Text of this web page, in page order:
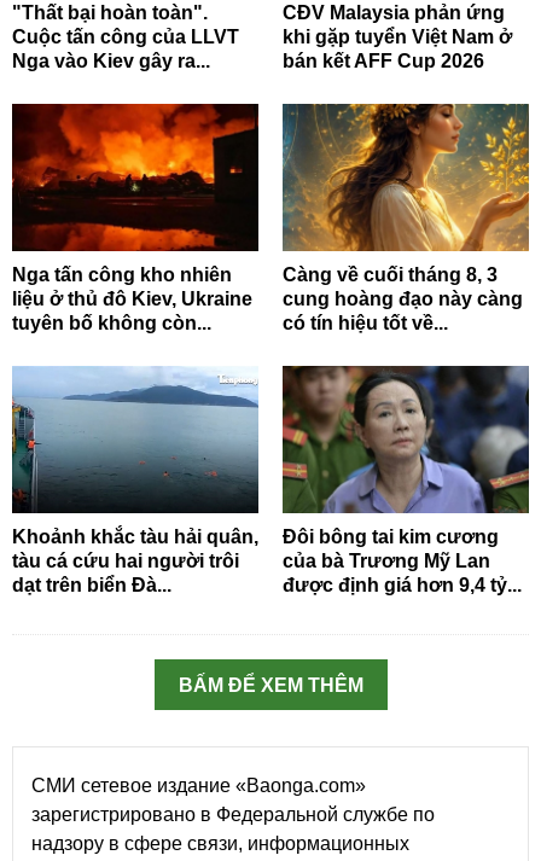
"Thất bại hoàn toàn".
Cuộc tấn công của LLVT
Nga vào Kiev gây ra...
CĐV Malaysia phản ứng
khi gặp tuyển Việt Nam ở
bán kết AFF Cup 2026
Nga tấn công kho nhiên
liệu ở thủ đô Kiev, Ukraine
tuyên bố không còn...
Càng về cuối tháng 8, 3
cung hoàng đạo này càng
có tín hiệu tốt về...
Khoảnh khắc tàu hải quân,
tàu cá cứu hai người trôi
dạt trên biển Đà...
Đôi bông tai kim cương
của bà Trương Mỹ Lan
được định giá hơn 9,4 tỷ...
BẤM ĐỂ XEM THÊM
СМИ сетевое издание «Baonga.com»
зарегистрировано в Федеральной службе по
надзору в сфере связи, информационных